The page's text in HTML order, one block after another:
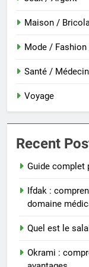
Maison /
Mode /
Santé /
Voyage
Recent
Guide complet
Ifdak :
domaine
Quel est le
Okrami :